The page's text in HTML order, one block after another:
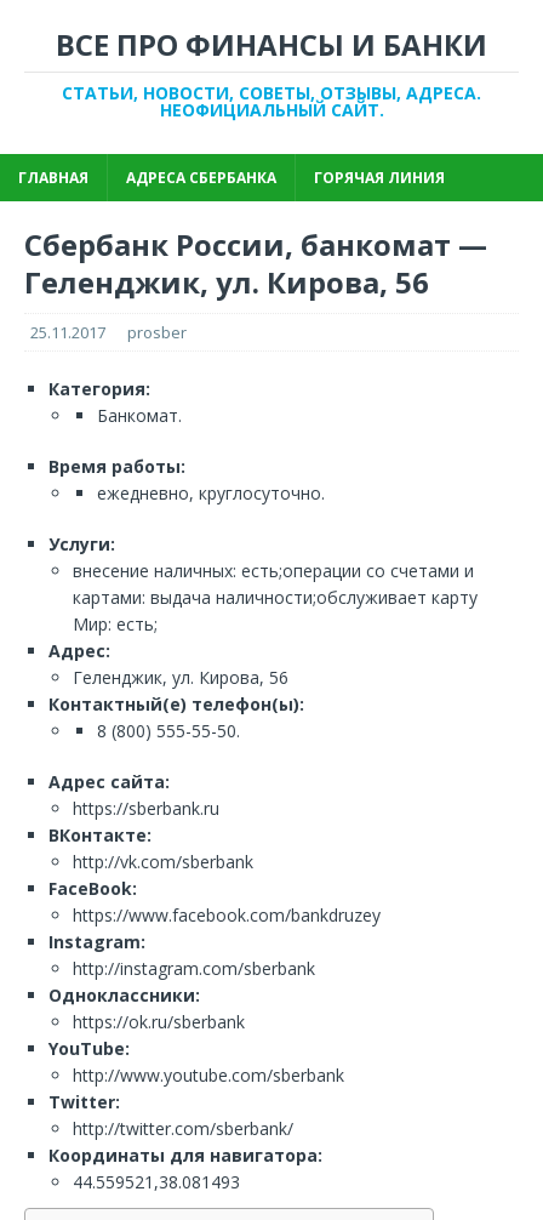
ВСЕ ПРО ФИНАНСЫ И БАНКИ
СТАТЬИ, НОВОСТИ, СОВЕТЫ, ОТЗЫВЫ, АДРЕСА.
НЕОФИЦИАЛЬНЫЙ САЙТ.
ГЛАВНАЯ АДРЕСА СБЕРБАНКА ГОРЯЧАЯ ЛИНИЯ
Сбербанк России, банкомат —
Геленджик, ул. Кирова, 56
25.11.2017 prosber
Категория:
Банкомат.
Время работы:
ежедневно, круглосуточно.
Услуги:
внесение наличных: есть;операции со счетами и
картами: выдача наличности;обслуживает карту
Мир: есть;
Адрес:
Геленджик, ул. Кирова, 56
Контактный(е) телефон(ы):
8 (800) 555-55-50.
Адрес сайта:
https://sberbank.ru
ВКонтакте:
http://vk.com/sberbank
FaceBook:
https://www.facebook.com/bankdruzey
Instagram:
http://instagram.com/sberbank
Одноклассники:
https://ok.ru/sberbank
YouTube:
http://www.youtube.com/sberbank
Twitter:
http://twitter.com/sberbank/
Координаты для навигатора:
44.559521,38.081493